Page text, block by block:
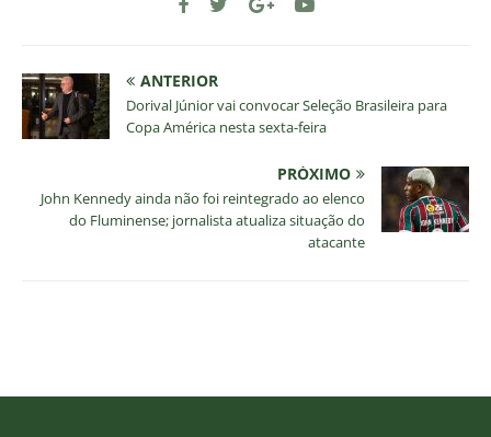
ANTERIOR
Dorival Júnior vai convocar Seleção Brasileira para
Copa América nesta sexta-feira
PRÓXIMO
John Kennedy ainda não foi reintegrado ao elenco
do Fluminense; jornalista atualiza situação do
atacante